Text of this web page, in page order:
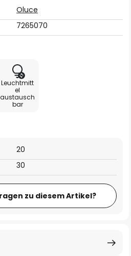
Oluce
7265070
Leuchtmitt
el
austausch
bar
30
20
zu diesem Artikel?